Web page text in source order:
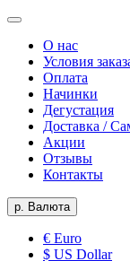
О нас
Условия
Оплата
Начинки
Дегустация
Доставка /
Акции
Отзывы
Контакты
р. Валюта
€ Euro
$ US Dollar